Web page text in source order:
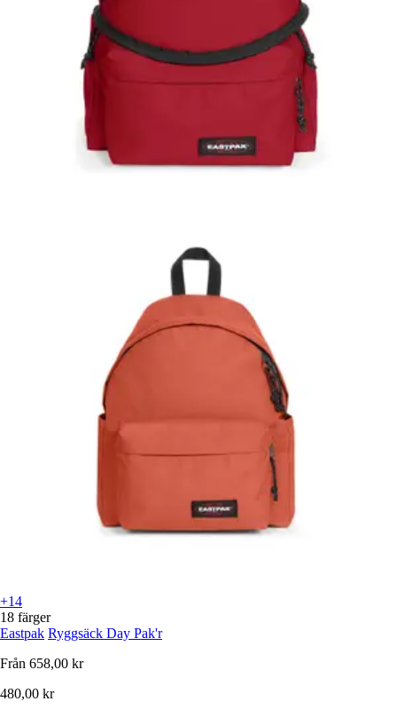
+14
18 färger
Eastpak Ryggsäck Day Pak'r
Från 658,00 kr
480,00 kr